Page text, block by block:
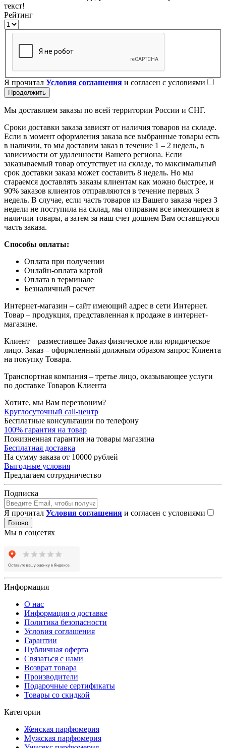
текст!
Рейтинг
Я прочитал Условия соглашения и согласен с условиями
Продолжить
Мы доставляем заказы по всей территории России и СНГ.
Сроки доставки заказа зависят от наличия товаров на складе.
Если в момент оформления заказа все выбранные товары есть
в наличии, то мы доставим заказ в течение 1 – 2 недель, в
зависимости от удаленности Вашего региона. Если
заказываемый товар отсутствует на складе, то максимальный
срок доставки заказа может составить 8 недель. Но мы
стараемся доставлять заказы клиентам как можно быстрее, и
90% заказов клиентов отправляются в течение первых 3
недель. В случае, если часть товаров из Вашего заказа через 3
недели не поступила на склад, мы отправим все имеющиеся в
наличии товары, а затем за наш счет дошлем Вам оставшуюся
часть заказа.
Способы оплаты:
Оплата при получении
Онлайн-оплата картой
Оплата в терминале
Безналичный расчет
Интернет-магазин – сайт имеющий адрес в сети Интернет.
Товар – продукция, представленная к продаже в интернет-
магазине.
Клиент – разместившее Заказ физическое или юридическое
лицо. Заказ – оформленный должным образом запрос Клиента
на покупку Товара.
Транспортная компания – третье лицо, оказывающее услуги
по доставке Товаров Клиента
Хотите, мы Вам перезвоним?
Круглосуточный call-центр
Бесплатные консультации по телефону
100% гарантия на товар
Пожизненная гарантия на товары магазина
Бесплатная доставка
На сумму заказа от 10000 рублей
Выгодные условия
Предлагаем сотрудничество
Подписка
Я прочитал Условия соглашения и согласен с условиями
Готово
Мы в соцсетях
Информация
О нас
Информация о доставке
Политика безопасности
Условия соглашения
Гарантии
Публичная оферта
Связаться с нами
Возврат товара
Производители
Подарочные сертификаты
Товары со скидкой
Категории
Женская парфюмерия
Мужская парфюмерия